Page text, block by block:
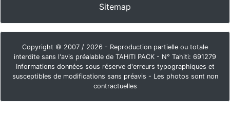
Sitemap
Copyright © 2007 / 2026 - Reproduction partielle ou totale
interdite sans l'avis préalable de TAHITI PACK - N° Tahiti: 691279
Informations données sous réserve d'erreurs typographiques et
susceptibles de modifications sans préavis - Les photos sont non
contractuelles